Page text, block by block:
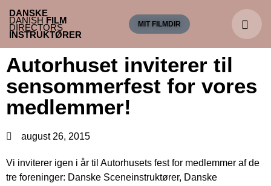
DANSKE
DANISH FILM
DIRECTORS
INSTRUKTØRER
MIT FILMDIR
Autorhuset inviterer til
sensommerfest for vores
medlemmer!
august 26, 2015
Vi inviterer igen i år til Autorhusets fest for medlemmer af de
tre foreninger: Danske Sceneinstruktører, Danske